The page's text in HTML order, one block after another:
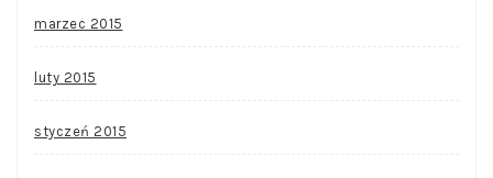
marzec 2015
luty 2015
styczeń 2015